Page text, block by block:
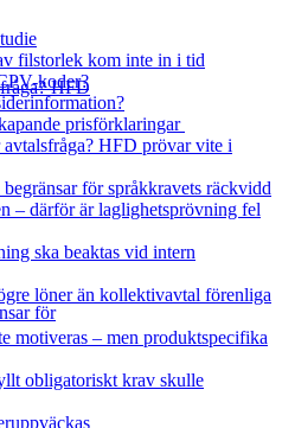
HFD
för
filstorlek kom inte in i tid
koder?
prisförklaringar
HFD prövar vite i
för språkkravets räckvidd
– därför är laglighetsprövning fel
ska beaktas vid intern
löner än kollektivavtal förenliga
motiveras – men produktspecifika
obligatoriskt krav skulle